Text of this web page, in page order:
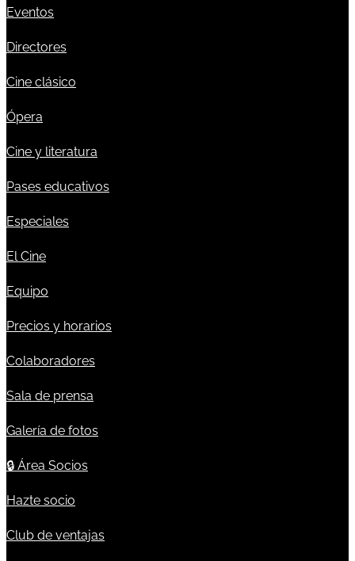
Eventos
Directores
Cine clásico
Ópera
Cine y literatura
Pases educativos
Especiales
El Cine
Equipo
Precios y horarios
Colaboradores
Sala de prensa
Galería de fotos
🔒 Área Socios
Hazte socio
Club de ventajas